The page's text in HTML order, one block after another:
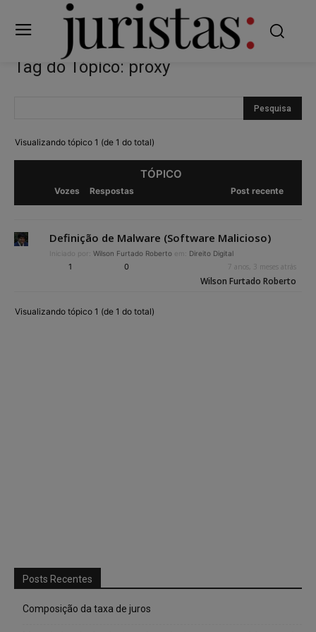
Tag do Tópico: proxy
Visualizando tópico 1 (de 1 do total)
TÓPICO
Vozes Respostas Post recente
Definição de Malware (Software Malicioso)
Iniciado por: Wilson Furtado Roberto em: Direito Digital
1 0 7 anos, 3 meses atrás
Wilson Furtado Roberto
Visualizando tópico 1 (de 1 do total)
Posts Recentes
Composição da taxa de juros